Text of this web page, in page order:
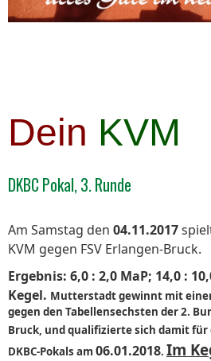
Dein KVM
DKBC Pokal, 3. Runde
Am Samstag den 04.11.2017
KVM gegen FSV Erlangen-Bruck.
Ergebnis: 6,0 : 2,0 MaP; 14,0 :
Kegel. Mutterstadt gewinnt mit
gegen den Tabellensechsten der 2.
Bruck, und qualifizierte sich damit für
DKBC-Pokals am 06.01.2018. Im